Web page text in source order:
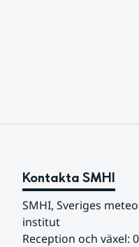
Kontakta SMHI
SMHI, Sveriges
institut
Reception och växel: